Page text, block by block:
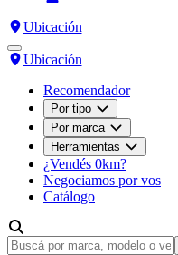
Ubicación
Ubicación
Recomendador
Por tipo
Por marca
Herramientas
¿Vendés 0km?
Negociamos por vos
Catálogo